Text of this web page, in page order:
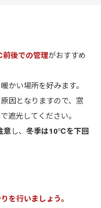
後での管理がおすすめ
かい場所を好みます。
因となりますので、窓
遮光してください。
意し、 冬季は10℃を下回
を行いましょう。